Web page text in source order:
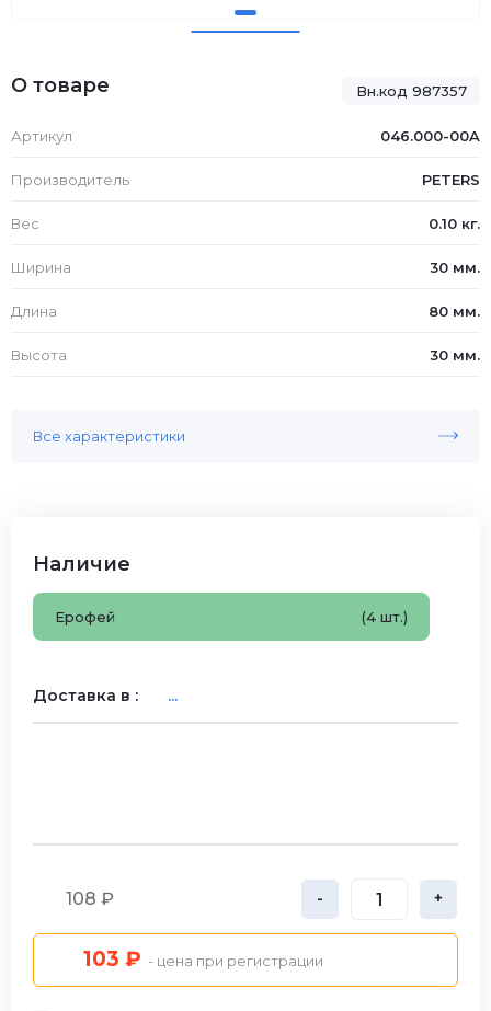
Вн.код 987357
О товаре
Артикул 046.000-00A
Производитель PETERS
Вес 0.10 кг.
Ширина 30 мм.
Длина 80 мм.
Высота 30 мм.
Все характеристики
Наличие
Ерофей (4 шт.)
Доставка в : ...
108 ₽ - +
103 ₽ - цена при регистрации